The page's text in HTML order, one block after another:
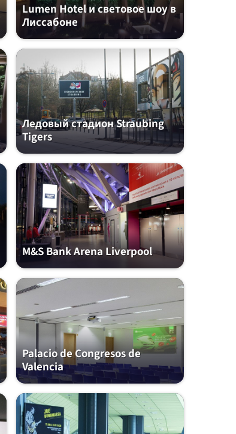
Lumen Hotel и световое шоу в
Лиссабоне
Ледовый стадион Straubing
Tigers
M&S Bank Arena Liverpool
Palacio de Congresos de
Valencia